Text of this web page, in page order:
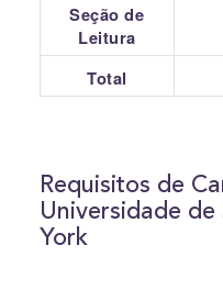
Seção de
Leitura
Total
Requisitos de
Universidade
York